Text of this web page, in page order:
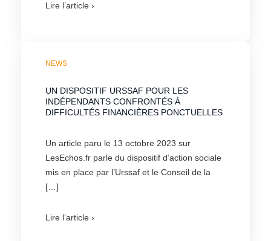
Lire l’article ›
NEWS
UN DISPOSITIF URSSAF POUR LES
INDÉPENDANTS CONFRONTÉS À
DIFFICULTÉS FINANCIÈRES PONCTUELLES
Un article paru le 13 octobre 2023 sur
LesEchos.fr parle du dispositif d’action sociale
mis en place par l’Urssaf et le Conseil de la
[…]
Lire l’article ›